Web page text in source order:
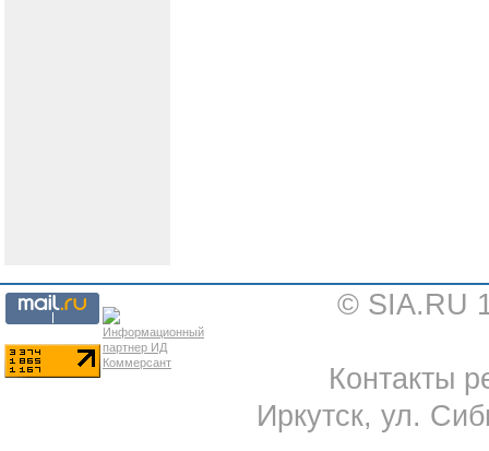
© SIA.RU
Контакты
Иркутск, ул.